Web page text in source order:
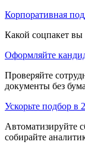
Корпоративная
Какой соцпакет вы
Оформляйте
Проверяйте
документы без
Ускорьте подбор в
Автоматизируйте
собирайте